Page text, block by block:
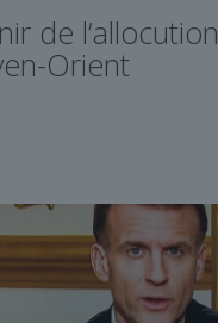
de
Orient